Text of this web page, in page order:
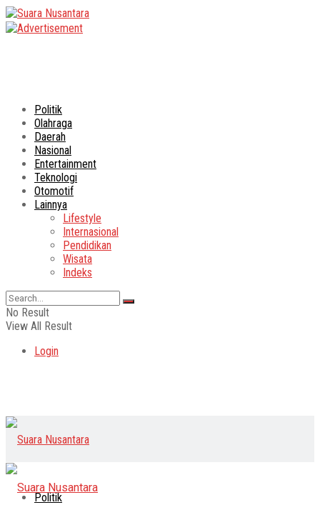
Politik
Olahraga
Daerah
Nasional
Entertainment
Teknologi
Otomotif
Lainnya
Lifestyle
Internasional
Pendidikan
Wisata
Indeks
No Result
View All Result
Login
Politik